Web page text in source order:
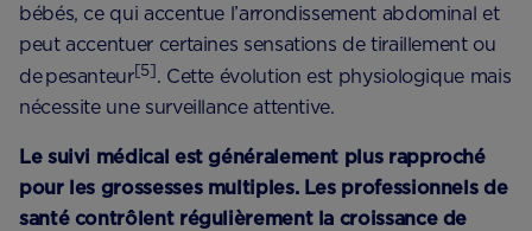
bébés, ce qui accentue l’arrondissement abdominal et
peut accentuer certaines sensations de tiraillement ou
de pesanteur[5]. Cette évolution est physiologique mais
nécessite une surveillance attentive.
Le suivi médical est généralement plus rapproché
pour les grossesses multiples. Les professionnels de
santé contrôlent régulièrement la croissance de